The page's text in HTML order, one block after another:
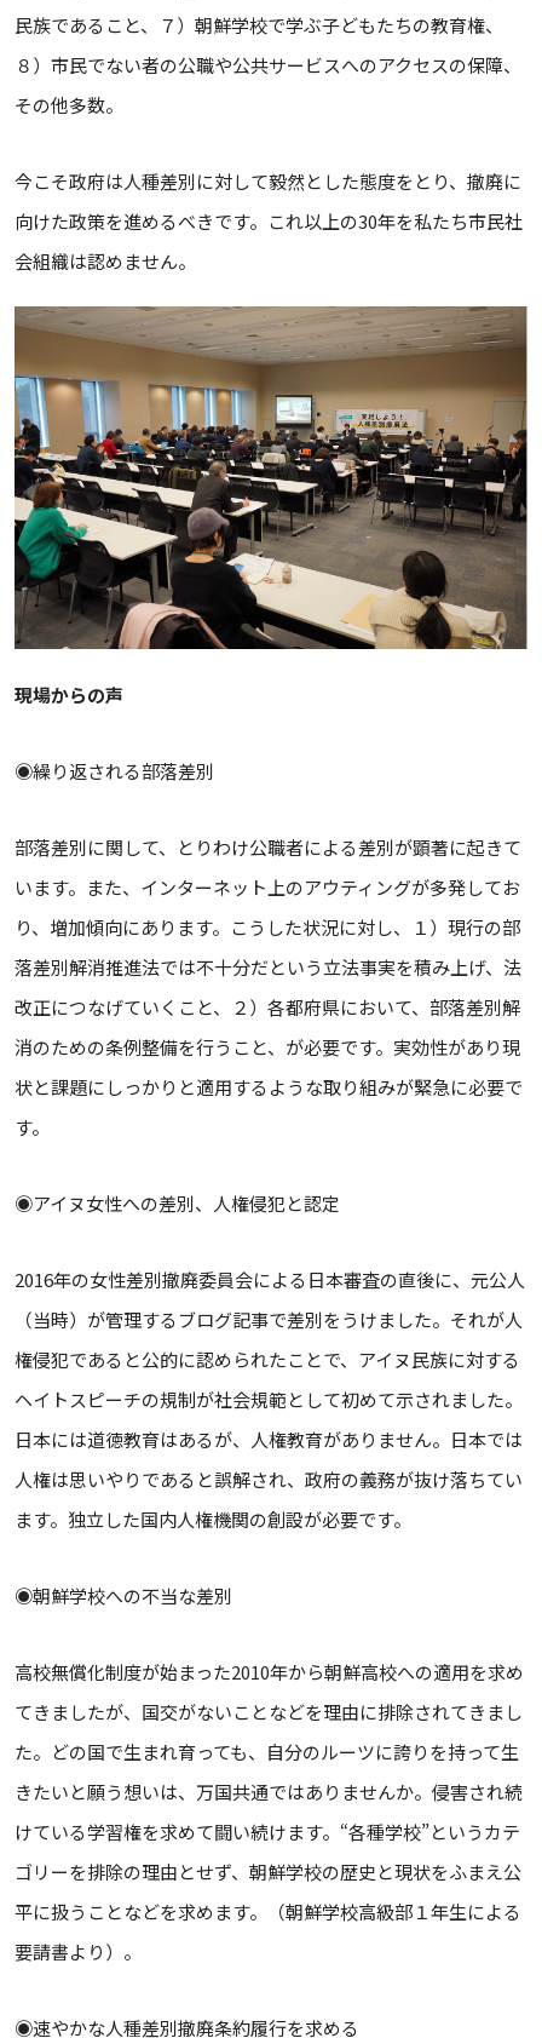
民族であること、７）朝鮮学校で学ぶ子どもたちの教育権、
８）市民でない者の公職や公共サービスへのアクセスの保障、
その他多数。
今こそ政府は人種差別に対して毅然とした態度をとり、撤廃に
向けた政策を進めるべきです。これ以上の30年を私たち市民社
会組織は認めません。
現場からの声
◉繰り返される部落差別
部落差別に関して、とりわけ公職者による差別が顕著に起きて
います。また、インターネット上のアウティングが多発してお
り、増加傾向にあります。こうした状況に対し、１）現行の部
落差別解消推進法では不十分だという立法事実を積み上げ、法
改正につなげていくこと、２）各都府県において、部落差別解
消のための条例整備を行うこと、が必要です。実効性があり現
状と課題にしっかりと適用するような取り組みが緊急に必要で
す。
◉アイヌ女性への差別、人権侵犯と認定
2016年の女性差別撤廃委員会による日本審査の直後に、元公人
（当時）が管理するブログ記事で差別をうけました。それが⼈
権侵犯であると公的に認められたことで、アイヌ⺠族に対する
ヘイトスピーチの規制が社会規範として初めて示されました。
日本には道徳教育はあるが、⼈権教育がありません。⽇本では
⼈権は思いやりであると誤解され、政府の義務が抜け落ちてい
ます。独⽴した国内⼈権機関の創設が必要です。
◉朝鮮学校への不当な差別
高校無償化制度が始まった2010年から朝鮮高校への適用を求め
てきましたが、国交がないことなどを理由に排除されてきまし
た。どの国で生まれ育っても、自分のルーツに誇りを持って生
きたいと願う想いは、万国共通ではありませんか。侵害され続
けている学習権を求めて闘い続けます。“各種学校”というカテ
ゴリーを排除の理由とせず、朝鮮学校の歴史と現状をふまえ公
平に扱うことなどを求めます。（朝鮮学校高級部１年生による
要請書より）。
◉速やかな人種差別撤廃条約履行を求める